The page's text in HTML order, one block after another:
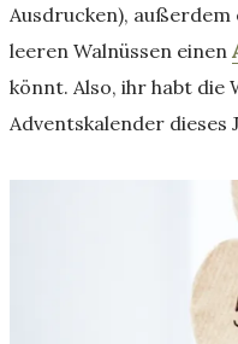
Ausdrucken), außerdem
leeren Walnüssen einen
könnt. Also, ihr habt die
Adventskalender dieses